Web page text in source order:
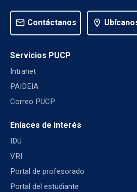
mail Contáctanos location_on
Servicios PUCP
Intranet
PAIDEIA
Correo PUCP
Enlaces de interés
IDU
VRI
Portal de profesorado
Portal del estudiante